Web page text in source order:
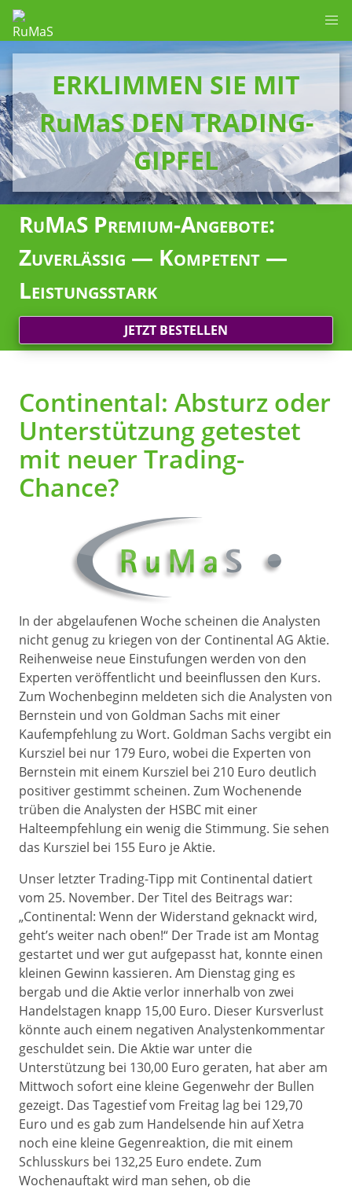
ERKLIMMEN SIE MIT
RuMaS DEN TRADING-
GIPFEL
RuMaS Premium-Angebote:
Zuverlässig — Kompetent —
Leistungsstark
JETZT BESTELLEN
Continental: Absturz oder
Unterstützung getestet
mit neuer Trading-
Chance?
In der abgelaufenen Woche scheinen die Analysten
nicht genug zu kriegen von der Continental AG Aktie.
Reihenweise neue Einstufungen werden von den
Experten veröffentlicht und beeinflussen den Kurs.
Zum Wochenbeginn meldeten sich die Analysten von
Bernstein und von Goldman Sachs mit einer
Kaufempfehlung zu Wort. Goldman Sachs vergibt ein
Kursziel bei nur 179 Euro, wobei die Experten von
Bernstein mit einem Kursziel bei 210 Euro deutlich
positiver gestimmt scheinen. Zum Wochenende
trüben die Analysten der HSBC mit einer
Halteempfehlung ein wenig die Stimmung. Sie sehen
das Kursziel bei 155 Euro je Aktie.
Unser letzter Trading-Tipp mit Continental datiert
vom 25. November. Der Titel des Beitrags war:
„Continental: Wenn der Widerstand geknackt wird,
geht’s weiter nach oben!“ Der Trade ist am Montag
gestartet und wer gut aufgepasst hat, konnte einen
kleinen Gewinn kassieren. Am Dienstag ging es
bergab und die Aktie verlor innerhalb von zwei
Handelstagen knapp 15,00 Euro. Dieser Kursverlust
könnte auch einem negativen Analystenkommentar
geschuldet sein. Die Aktie war unter die
Unterstützung bei 130,00 Euro geraten, hat aber am
Mittwoch sofort eine kleine Gegenwehr der Bullen
gezeigt. Das Tagestief vom Freitag lag bei 129,70
Euro und es gab zum Handelsende hin auf Xetra
noch eine kleine Gegenreaktion, die mit einem
Schlusskurs bei 132,25 Euro endete. Zum
Wochenauftakt wird man sehen, ob die